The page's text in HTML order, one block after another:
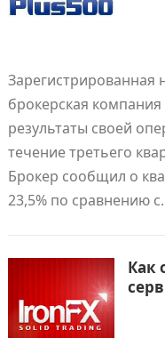
Зарегистрированная
брокерская
результаты своей
течение третьего
Брокер сообщил о
23,5% по сравнению
Как